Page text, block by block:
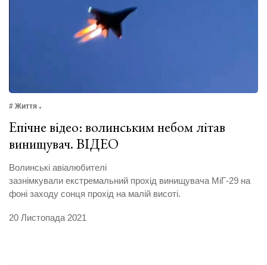
# Життя
Епічне відео: волинським небом літав
винищувач. ВІДЕО
Волинські авіалюбителі
зазнімкували екстремальний прохід винищувача МіГ-29 на
фоні заходу сонця прохід на малій висоті.
20 Листопада 2021